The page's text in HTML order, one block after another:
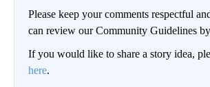
Please keep your comments respectful
can review our Community Guidelines by
If you would like to share a story idea,
here.